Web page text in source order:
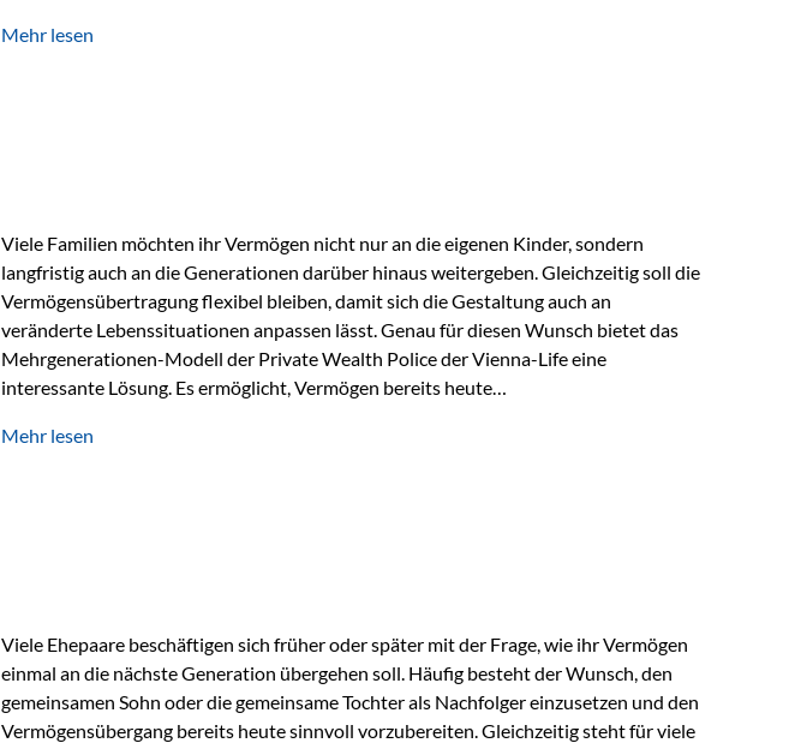
Abwicklung für Vertriebspartner deutlich effizienter gestaltet. Anträge werden direkt
Mehr lesen
Viele Familien möchten ihr Vermögen nicht nur an die eigenen Kinder, sondern
langfristig auch an die Generationen darüber hinaus weitergeben. Gleichzeitig soll die
Vermögensübertragung flexibel bleiben, damit sich die Gestaltung auch an
veränderte Lebenssituationen anpassen lässt. Genau für diesen Wunsch bietet das
Mehrgenerationen-Modell der Private Wealth Police der Vienna-Life eine
interessante Lösung. Es ermöglicht, Vermögen bereits heute
Ausgangssituation Stellen Sie sich folgende Familie vor: Die Großeltern haben über
Mehr lesen
Viele Ehepaare beschäftigen sich früher oder später mit der Frage, wie ihr Vermögen
einmal an die nächste Generation übergehen soll. Häufig besteht der Wunsch, den
gemeinsamen Sohn oder die gemeinsame Tochter als Nachfolger einzusetzen und den
Vermögensübergang bereits heute sinnvoll vorzubereiten. Gleichzeitig steht für viele